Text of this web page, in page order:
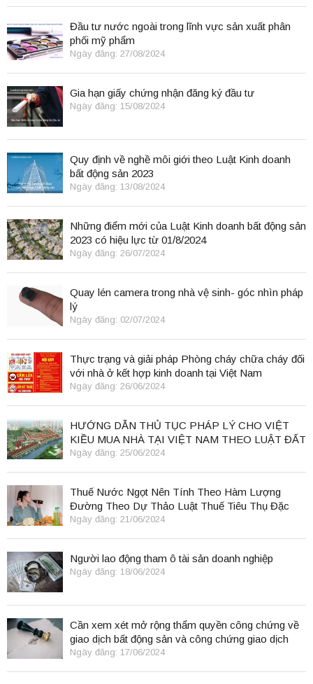
Đầu tư nước ngoài trong lĩnh vực sản xuất phân
phối mỹ phẩm
Ngày đăng: 27/08/2024
Gia hạn giấy chứng nhận đăng ký đầu tư
Ngày đăng: 15/08/2024
Quy định về nghề môi giới theo Luật Kinh doanh
bất động sản 2023
Ngày đăng: 13/08/2024
Những điểm mới của Luật Kinh doanh bất động sản
2023 có hiệu lực từ 01/8/2024
Ngày đăng: 26/07/2024
Quay lén camera trong nhà vệ sinh- góc nhìn pháp
lý
Ngày đăng: 02/07/2024
Thực trạng và giải pháp Phòng cháy chữa cháy đối
với nhà ở kết hợp kinh doanh tại Việt Nam
Ngày đăng: 26/06/2024
HƯỚNG DẪN THỦ TỤC PHÁP LÝ CHO VIỆT
KIỀU MUA NHÀ TẠI VIỆT NAM THEO LUẬT ĐẤT
ĐAI 2024
Ngày đăng: 25/06/2024
Thuế Nước Ngọt Nên Tính Theo Hàm Lượng
Đường Theo Dự Thảo Luật Thuế Tiêu Thụ Đặc
Biệt
Ngày đăng: 21/06/2024
Người lao động tham ô tài sản doanh nghiệp
Ngày đăng: 18/06/2024
Cần xem xét mở rộng thẩm quyền công chứng về
giao dịch bất động sản và công chứng giao dịch
điện tử.
Ngày đăng: 17/06/2024